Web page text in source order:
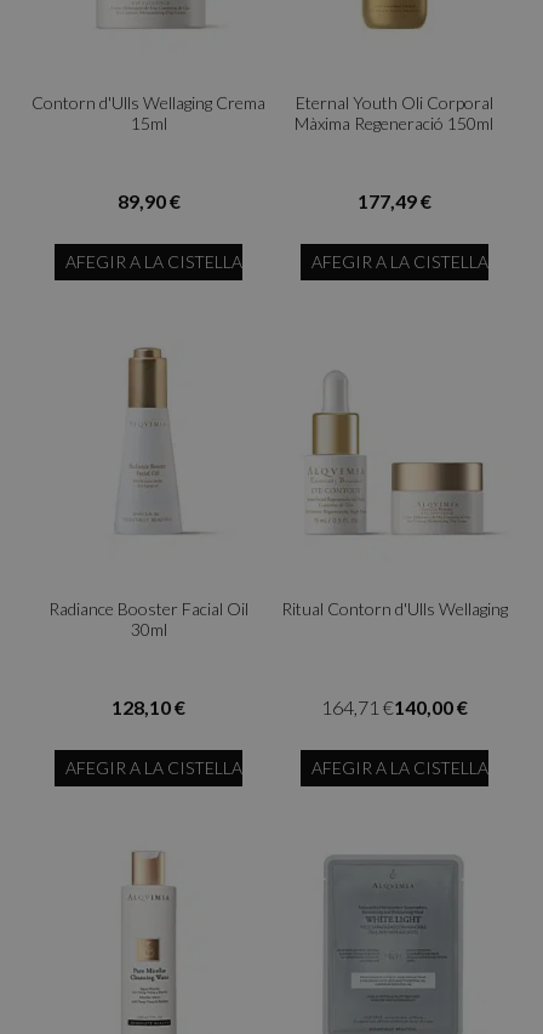
Contorn d'Ulls Wellaging Crema
15ml
89,90 €
AFEGIR A LA CISTELLA
Eternal Youth Oli Corporal
Màxima Regeneració 150ml
177,49 €
AFEGIR A LA CISTELLA
Radiance Booster Facial Oil
30ml
128,10 €
AFEGIR A LA CISTELLA
Ritual Contorn d'Ulls Wellaging
140,00 €
164,71 €
AFEGIR A LA CISTELLA